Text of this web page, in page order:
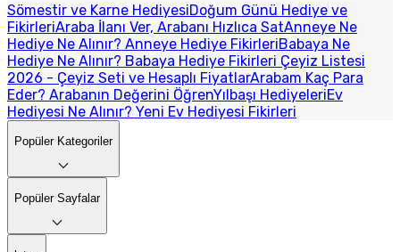
Sömestir ve Karne HediyesiDoğum Günü Hediye ve
FikirleriAraba İlanı Ver, Arabanı Hızlıca SatAnneye Ne
Hediye Ne Alınır? Anneye Hediye FikirleriBabaya Ne
Hediye Ne Alınır? Babaya Hediye Fikirleri Çeyiz Listesi
2026 - Çeyiz Seti ve Hesaplı FiyatlarArabam Kaç Para
Eder? Arabanın Değerini ÖğrenYılbaşı HediyeleriEv
Hediyesi Ne Alınır? Yeni Ev Hediyesi Fikirleri
Popüler Kategoriler
Popüler Sayfalar